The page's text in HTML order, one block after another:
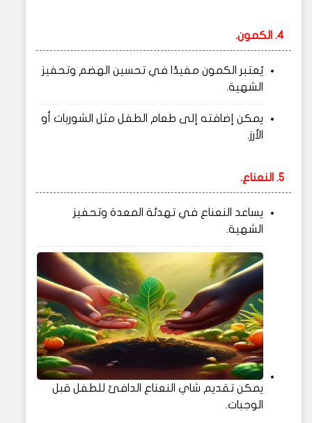
4. الكمون.
يُعتبر الكمون مفيدًا في تحسين الهضم وتحفيز
الشهية.
يمكن إضافته إلى طعام الطفل مثل الشوربات أو
الأرز.
5. النعناع.
يساعد النعناع في تهدئة المعدة وتحفيز
الشهية.
يمكن تقديم شاي النعناع الدافئ للطفل قبل
الوجبات.